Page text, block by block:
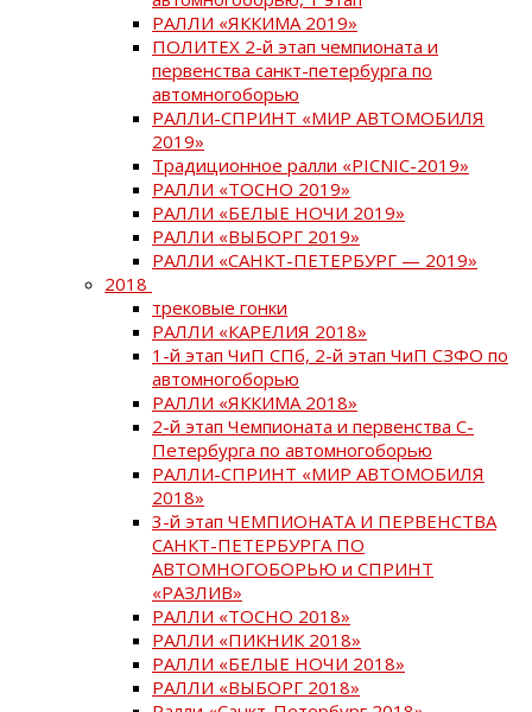
РАЛЛИ «ЯККИМА 2019»
ПОЛИТЕХ 2-й этап чемпионата и
первенства санкт-петербурга по
автомногоборью
РАЛЛИ-СПРИНТ «МИР АВТОМОБИЛЯ
2019»
Традиционное ралли «PICNIC-2019»
РАЛЛИ «ТОСНО 2019»
РАЛЛИ «БЕЛЫЕ НОЧИ 2019»
РАЛЛИ «ВЫБОРГ 2019»
РАЛЛИ «САНКТ-ПЕТЕРБУРГ — 2019»
2018
трековые гонки
РАЛЛИ «КАРЕЛИЯ 2018»
1-й этап ЧиП СПб, 2-й этап ЧиП СЗФО по
автомногоборью
РАЛЛИ «ЯККИМА 2018»
2-й этап Чемпионата и первенства С-
Петербурга по автомногоборью
РАЛЛИ-СПРИНТ «МИР АВТОМОБИЛЯ
2018»
3-й этап ЧЕМПИОНАТА И ПЕРВЕНСТВА
САНКТ-ПЕТЕРБУРГА ПО
АВТОМНОГОБОРЬЮ и СПРИНТ
«РАЗЛИВ»
РАЛЛИ «ТОСНО 2018»
РАЛЛИ «ПИКНИК 2018»
РАЛЛИ «БЕЛЫЕ НОЧИ 2018»
РАЛЛИ «ВЫБОРГ 2018»